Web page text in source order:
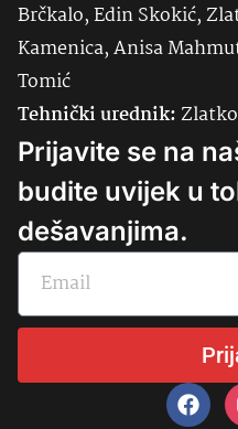
Brčkalo, Edin Skokić,
Kamenica, Anisa
Tomić
Tehnički urednik:
Prijavite se na
budite uvijek u
dešavanjima.